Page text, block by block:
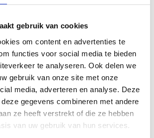
gebruik van cookies
om content en advertenties te
functies voor social media te bieden
te analyseren. Ook delen we
gebruik van onze site met onze
media, adverteren en analyse. Deze
gegevens combineren met andere
ze heeft verstrekt of die ze hebben
van uw gebruik van hun services.
de erkenning van het EK Jumping 2027
Dit kampioenschap brengt niet
van Europa naar Waregem, maar
mensen wereldwijd de kracht
organisatiecapaciteit en onze passie
als een van de meest prestigieuze
binnen de internationale
minstens 30.000 toeschouwers.